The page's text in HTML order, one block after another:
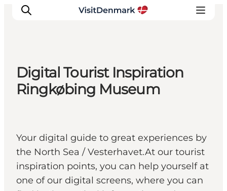
Inspirations
Destinations
Planifiez votre voyage
Digital Tourist Inspiration
Ringkøbing Museum
Your digital guide to great experiences by
the North Sea / Vesterhavet.At our tourist
inspiration points, you can help yourself at
one of our digital screens, where you can